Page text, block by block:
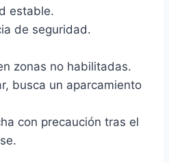
estable.
de seguridad.
zonas no habilitadas.
busca un aparcamiento
con precaución tras el